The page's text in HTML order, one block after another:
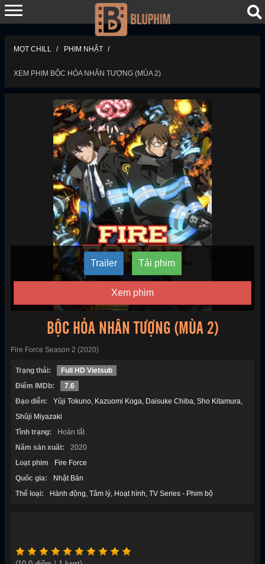
MỌT CHILL PHIM NHẬT
XEM PHIM BỘC HỎA NHÂN TƯỢNG (MÙA 2)
Trailer Tải phim
Xem phim
BỘC HỎA NHÂN TƯỢNG (MÙA 2)
Fire Force Season 2 (2020)
Trạng thái:
Full HD Vietsub
Điểm IMDb:
7.6
Đạo diễn:
Yûji Tokuno Kazuomi Koga Daisuke Chiba Sho Kitamura
Shûji Miyazaki
Tình trạng:
Hoàn tất
Năm sản xuất:
2020
Loạt phim
Fire Force
Quốc gia:
Nhật Bản
Thể loại:
Hành động Tâm lý Hoạt hình TV Series - Phim bộ